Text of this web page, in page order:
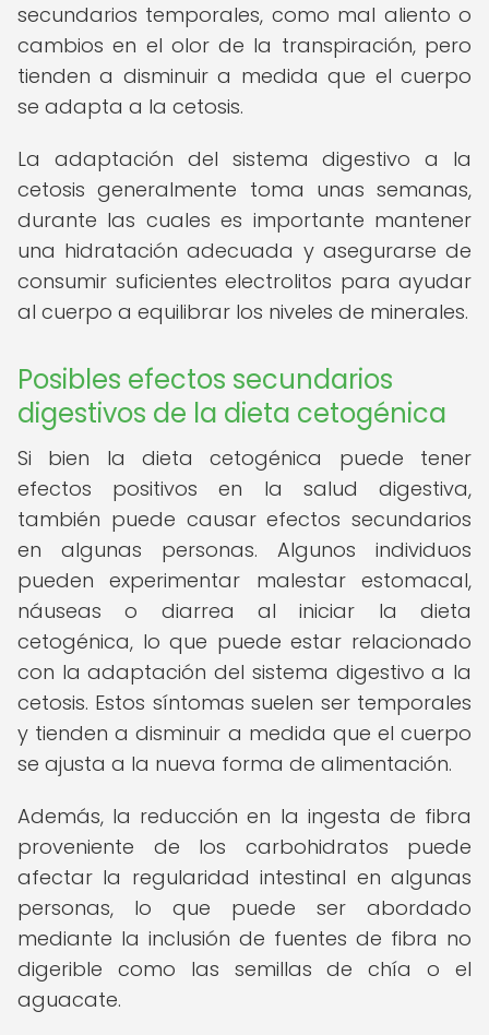
secundarios temporales, como mal aliento o
cambios en el olor de la transpiración, pero
tienden a disminuir a medida que el cuerpo
se adapta a la cetosis.
La adaptación del sistema digestivo a la
cetosis generalmente toma unas semanas,
durante las cuales es importante mantener
una hidratación adecuada y asegurarse de
consumir suficientes electrolitos para ayudar
al cuerpo a equilibrar los niveles de minerales.
Posibles efectos secundarios
digestivos de la dieta cetogénica
Si bien la dieta cetogénica puede tener
efectos positivos en la salud digestiva,
también puede causar efectos secundarios
en algunas personas. Algunos individuos
pueden experimentar malestar estomacal,
náuseas o diarrea al iniciar la dieta
cetogénica, lo que puede estar relacionado
con la adaptación del sistema digestivo a la
cetosis. Estos síntomas suelen ser temporales
y tienden a disminuir a medida que el cuerpo
se ajusta a la nueva forma de alimentación.
Además, la reducción en la ingesta de fibra
proveniente de los carbohidratos puede
afectar la regularidad intestinal en algunas
personas, lo que puede ser abordado
mediante la inclusión de fuentes de fibra no
digerible como las semillas de chía o el
aguacate.